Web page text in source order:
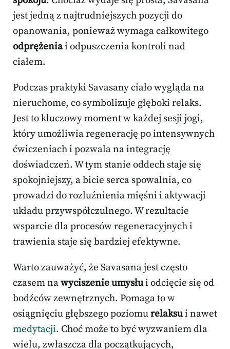
jest jedną z najtrudniejszych pozycji do
opanowania, ponieważ wymaga całkowitego
odprężeniai odpuszczenia kontroli nad
ciałem.
Podczas praktyki Savasany ciało wygląda na
nieruchome, co symbolizuje głęboki relaks.
Jest to kluczowy moment w każdej sesji jogi,
który umożliwia regenerację po intensywnych
ćwiczeniach i pozwala na integrację
doświadczeń. W tym stanie oddech staje się
spokojniejszy, a bicie serca spowalnia, co
prowadzi do rozluźnienia mięśni i aktywacji
układu przywspółczulnego. W rezultacie
wsparcie dla procesów regeneracyjnych i
trawienia staje się bardziej efektywne.
Warto zauważyć, że Savasana jest często
czasem nawyciszenie umysłui odcięcie się od
bodźców zewnętrznych. Pomaga to w
osiągnięciu głębszego poziomurelaksui nawet
medytacji. Choć może to być wyzwaniem dla
wielu, zwłaszcza dla początkujących,